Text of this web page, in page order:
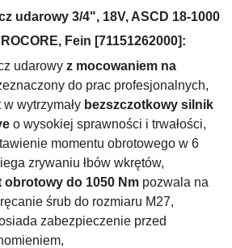
udarowy 3/4", 18V, ASCD 18-1000
Fein [71151262000]:
udarowy z mocowaniem na
do prac profesjonalnych,
wytrzymały bezszczotkowy silnik
o wysokiej sprawności i trwałości,
momentu obrotowego w 6
zrywaniu łbów wkrętów,
do 1050 Nm pozwala na
śrub do rozmiaru M27,
zabezpieczenie przed